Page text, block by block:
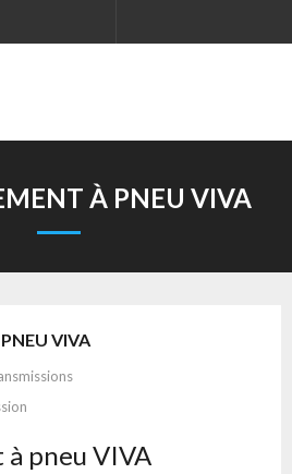
À PNEU VIVA
VIVA
pneu VIVA